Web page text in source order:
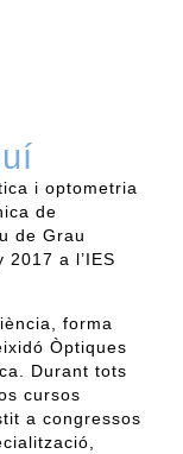
i optometria
de
de Grau
2017 a l’IES
forma
Òptiques
Durant tots
cursos
a congressos